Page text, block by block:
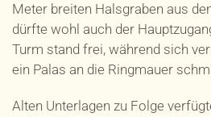
Meter breiten Halsgraben aus
dürfte wohl auch der
Turm stand frei, während sich
ein Palas an die Ringmauer
Alten Unterlagen zu Folge